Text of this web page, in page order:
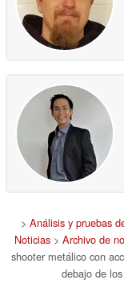
> Análisis y pruebas
Noticias > Archivo de
shooter metálico con
debajo de